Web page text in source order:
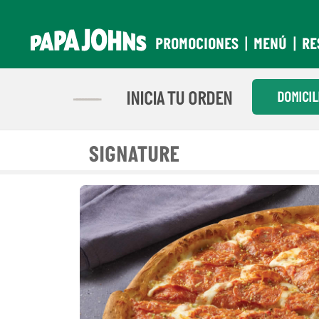
contenido
PROMOCIONES MENÚ
INICIA TU ORDEN PIZZAS
SIGNATURE